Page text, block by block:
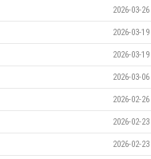
2026-03-26
2026-03-
2026-03-
2026-03-
2026-02-
2026-02-
2026-02-23